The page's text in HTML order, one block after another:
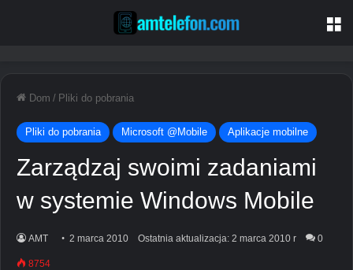
Dom / Pliki do pobrania
Pliki do pobrania Microsoft @Mobile Aplikacje mobilne
Zarządzaj swoimi zadaniami
w systemie Windows Mobile
AMT 2 marca 2010 Ostatnia aktualizacja: 2 marca 2010 r 0
8754